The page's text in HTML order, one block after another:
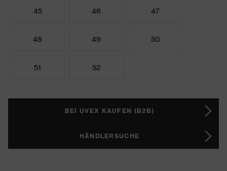
45 46 47
48 49 50
51 52
BEI UVEX KAUFEN (B2B)
HÄNDLERSUCHE